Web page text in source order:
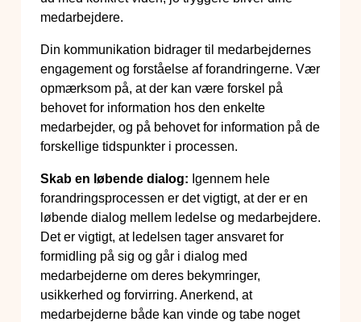
medarbejdere.
Din kommunikation bidrager til medarbejdernes
engagement og forståelse af forandringerne. Vær
opmærksom på, at der kan være forskel på
behovet for information hos den enkelte
medarbejder, og på behovet for information på de
forskellige tidspunkter i processen.
Skab en løbende dialog: Igennem hele
forandringsprocessen er det vigtigt, at der er en
løbende dialog mellem ledelse og medarbejdere.
Det er vigtigt, at ledelsen tager ansvaret for
formidling på sig og går i dialog med
medarbejderne om deres bekymringer,
usikkerhed og forvirring. Anerkend, at
medarbejderne både kan vinde og tabe noget